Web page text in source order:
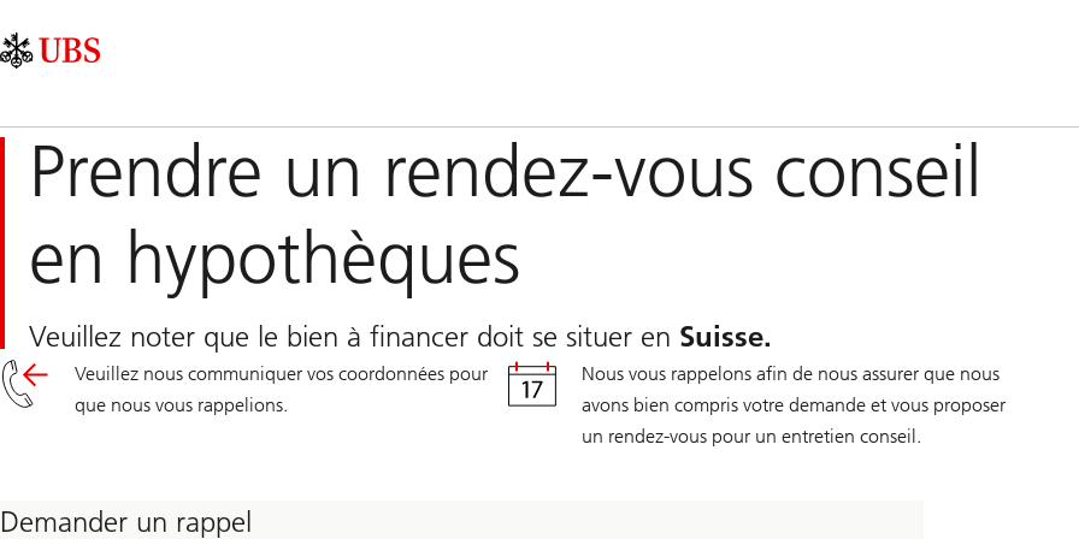
Area
principale
Prendre un rendez-vous conseil
en hypothèques
Veuillez noter que le bien à financer doit se situer en Suisse.
Veuillez nous communiquer vos coordonnées pour
que nous vous rappelions.
Nous vous rappelons afin de nous assurer que nous
avons bien compris votre demande et vous proposer
un rendez-vous pour un entretien conseil.
Demander un rappel